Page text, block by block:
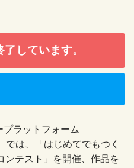
しています。
ラットフォーム
は、「はじめてでもつく
ンテスト」を開催、作品を